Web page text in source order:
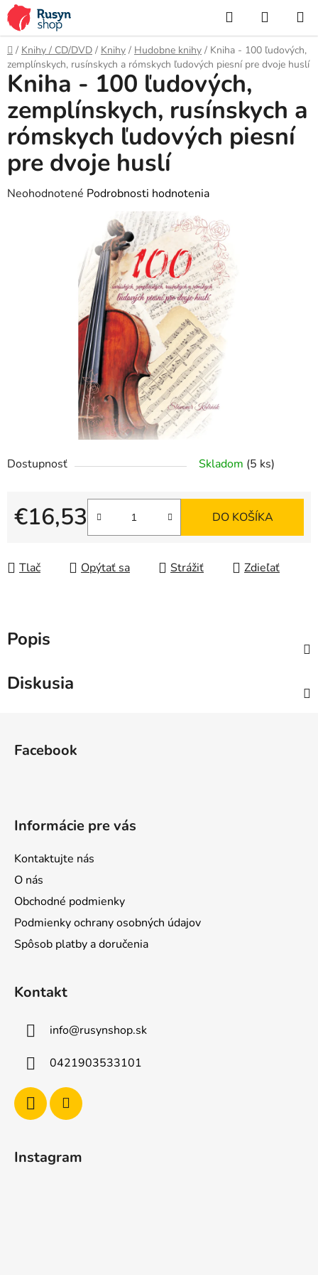
Prejsť
na
obsah
Hľadať
KOŠÍK
Domov
/ Knihy / CD/DVD / Knihy / Hudobne knihy / Kniha - 100 ľudových,
zemplínskych, rusínskych a rómskych ľudových piesní pre dvoje huslí
Dostupnosť Skladom (5 ks)
€16,53
Jednotková cena:
DO KOŠÍKA
Tlač Opýtať sa Strážiť Zdieľať
Kniha - 100 ľudových,
zemplínskych, rusínskych a
rómskych ľudových piesní
pre dvoje huslí
Priemerné
Neohodnotené Podrobnosti hodnotenia
Popis
Diskusia
Facebook
Informácie pre vás
Kontaktujte nás
O nás
Obchodné podmienky
Podmienky ochrany osobných údajov
Spôsob platby a doručenia
Kontakt
info@rusynshop.sk
0421903533101
Instagram